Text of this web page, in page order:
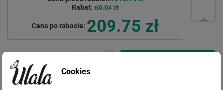
Rabat: 69.04 zł
Cena po rabacie: 209.75 zł
Cookies